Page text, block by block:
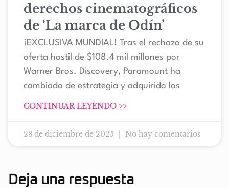
derechos cinematográficos
de ‘La marca de Odín’
¡EXCLUSIVA MUNDIAL! Tras el rechazo de su
oferta hostil de $108.4 mil millones por
Warner Bros. Discovery, Paramount ha
cambiado de estrategia y adquirido los
CONTINUAR LEYENDO >>
28 de diciembre de 2025 No hay comentarios
Deja una respuesta